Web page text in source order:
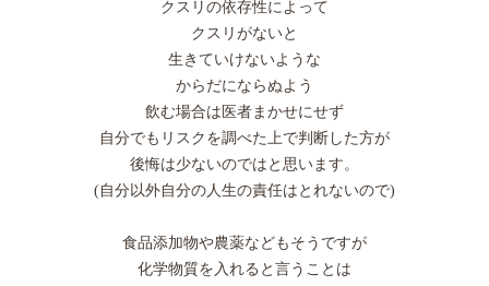
クスリの依存性によって
クスリがないと
生きていけないような
からだにならぬよう
飲む場合は医者まかせにせず
自分でもリスクを調べた上で判断した方が
後悔は少ないのではと思います。
(自分以外自分の人生の責任はとれないので)
食品添加物や農薬などもそうですが
化学物質を入れると言うことは